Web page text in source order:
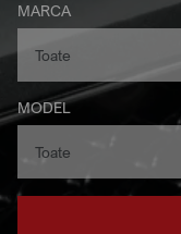
MARCA
MODEL